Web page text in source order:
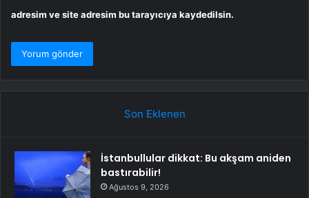
adresim ve site adresim bu tarayıcıya kaydedilsin.
Son Eklenen
İstanbullular dikkat: Bu akşam aniden
bastırabilir!
Ağustos 9, 2026